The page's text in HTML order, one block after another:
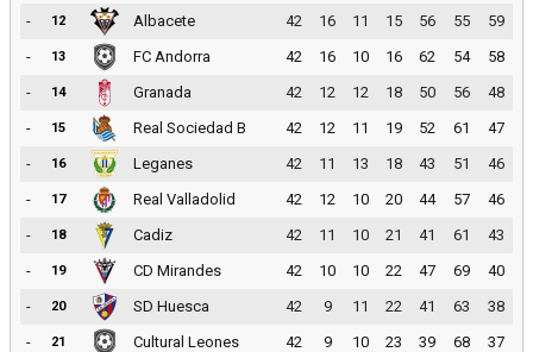
-
12 Albacete 42 16 11 15 56 55
59
-
13 FC Andorra 42 16 10 16 62 54
58
-
14 Granada 42 12 12 18 50 56
48
-
15 Real Sociedad B 42 12 11 19 52 61
47
-
16 Leganes 42 11 13 18 43 51
46
-
17 Real Valladolid 42 12 10 20 44 57
46
-
18 Cadiz 42 11 10 21 41 61
43
-
19 CD Mirandes 42 10 10 22 47 69
40
-
20 SD Huesca 42 9 11 22 41 63
38
-
21 Cultural Leones 42 9 10 23 39 68
37